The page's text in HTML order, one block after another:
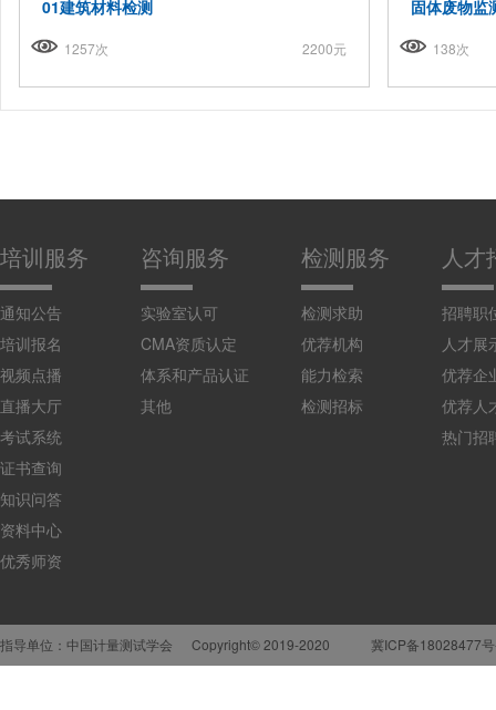
01建筑材料检测
1257次 2200元
固体废物监
138次
培训服务
通知公告
培训报名
视频点播
直播大厅
考试系统
证书查询
知识问答
资料中心
优秀师资
咨询服务
实验室认可
CMA资质认定
体系和产品认证
其他
检测服务
检测求助
优荐机构
能力检索
检测招标
人才
招聘职
人才展
优荐企
优荐人
热门招
指导单位：中国计量测试学会 Copyright© 2019-2020 冀ICP备18028477